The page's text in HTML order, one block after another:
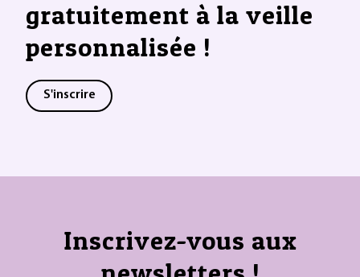
gratuitement à la veille
personnalisée !
S'inscrire
Inscrivez-vous aux